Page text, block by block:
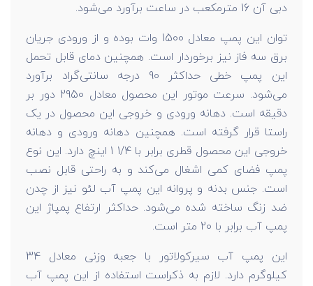
دبی آن 16 مترمکعب در ساعت برآورد می‌شود.
توان این پمپ معادل 1500 وات بوده و از ورودی جریان
برق سه فاز نیز برخوردار است. همچنین دمای قابل تحمل
این پمپ خطی حداکثر 90 درجه سانتی‌گراد برآورد
می‌شود. سرعت موتور این محصول معادل 2950 دور بر
دقیقه است. دهانه ورودی و خروجی این محصول در یک
راستا قرار گرفته است. همچنین دهانه ورودی و دهانه
خروجی این محصول قطری برابر با 1/4 1 اینچ دارد. این نوع
پمپ فضای کمی اشغال می‌کند و به راحتی قابل نصب
است. جنس بدنه و پروانه این پمپ آب لئو نیز از چدن
ضد زنگ ساخته شده می‌شود. حداکثر ارتفاع پمپاژ این
پمپ آب برابر با 20 متر است.
این پمپ آب سیرکولاتور با جعبه وزنی معادل 34
کیلوگرم دارد. لازم به ذکراست استفاده از این پمپ آب